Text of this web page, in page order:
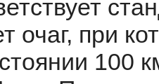
очаг, при
100